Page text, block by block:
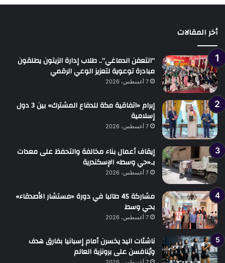
أخر المقالات
“التعفن الدماغي”.. طلاب إدارة الزيتون يطلقون
مبادرة توعوية لتعزيز الوعي الرقمي
7 أغسطس، 2026
إبرام «اتفاقية مكة للدفاع المشترك» بين 3 دول
إسلامية
7 أغسطس، 2026
إيقاف أعمال بناء مخالفة والتحفظ على معدات
بـ«حي وسط» الإسكندرية
7 أغسطس، 2026
مشاركة 45 طالبا في دورة «مستشار الأصدقاء»
بحي وسط
7 أغسطس، 2026
ناشئات اليد يخسرن أمام إسبانيا بفارق هدف
ويُنافسن على برونزية العالم